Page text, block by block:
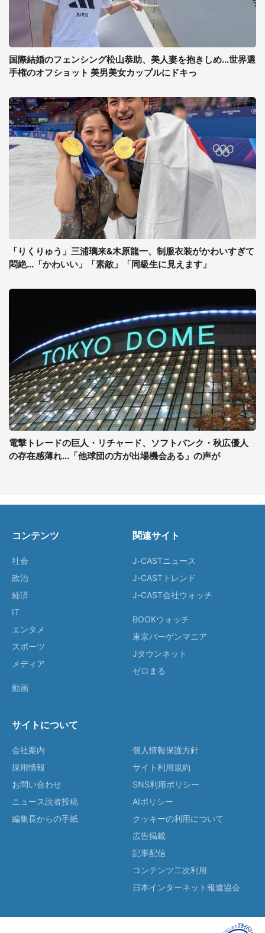
国際結婚のフェンシング松山恭助、美人妻を抱きしめ...世界選
手権のオフショット 美男美女カップルにドキっ
「りくりゅう」三浦璃来&木原龍一、制服衣装がかわいすぎて
悶絶...「かわいい」「素敵」「同級生に見えます」
電撃トレードの巨人・リチャード、ソフトバンク・秋広優人
の存在感薄れ...「他球団の方が出場機会ある」の声が
コンテンツ
社会
政治
経済
IT
エンタメ
スポーツ
メディア
動画
関連サイト
J-CASTニュース
J-CASTトレンド
J-CAST会社ウォッチ
BOOKウォッチ
東京バーゲンマニア
Jタウンネット
ゼロまる
サイトについて
会社案内
採用情報
お問い合わせ
ニュース読者投稿
編集長からの手紙
個人情報保護方針
サイト利用規約
SNS利用ポリシー
AIポリシー
クッキーの利用について
広告掲載
記事配信
コンテンツ二次利用
日本インターネット報道協会